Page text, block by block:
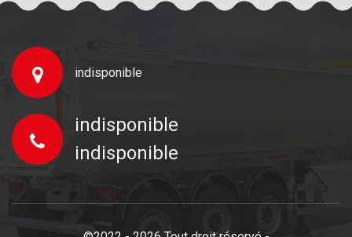
indisponible
indisponible
indisponible